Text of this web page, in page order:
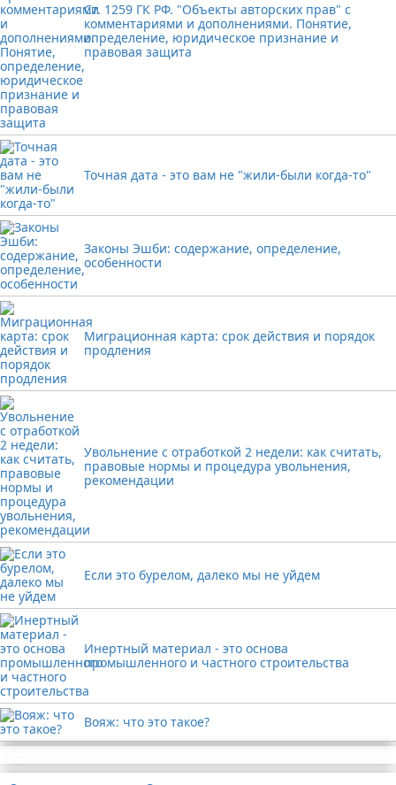
Ст. 1259 ГК РФ. "Объекты авторских прав" с
комментариями и дополнениями. Понятие,
определение, юридическое признание и
правовая защита
Точная дата - это вам не "жили-были когда-то"
Законы Эшби: содержание, определение,
особенности
Миграционная карта: срок действия и порядок
продления
Увольнение с отработкой 2 недели: как считать,
правовые нормы и процедура увольнения,
рекомендации
Если это бурелом, далеко мы не уйдем
Инертный материал - это основа
промышленного и частного строительства
Вояж: что это такое?